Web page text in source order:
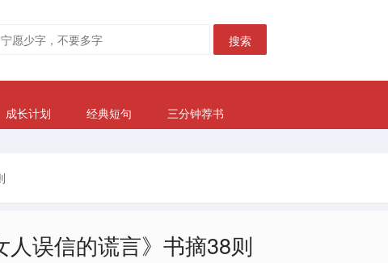
搜索
成长计划 经典短句
三分钟荐书
人误信的谎言》书摘38则